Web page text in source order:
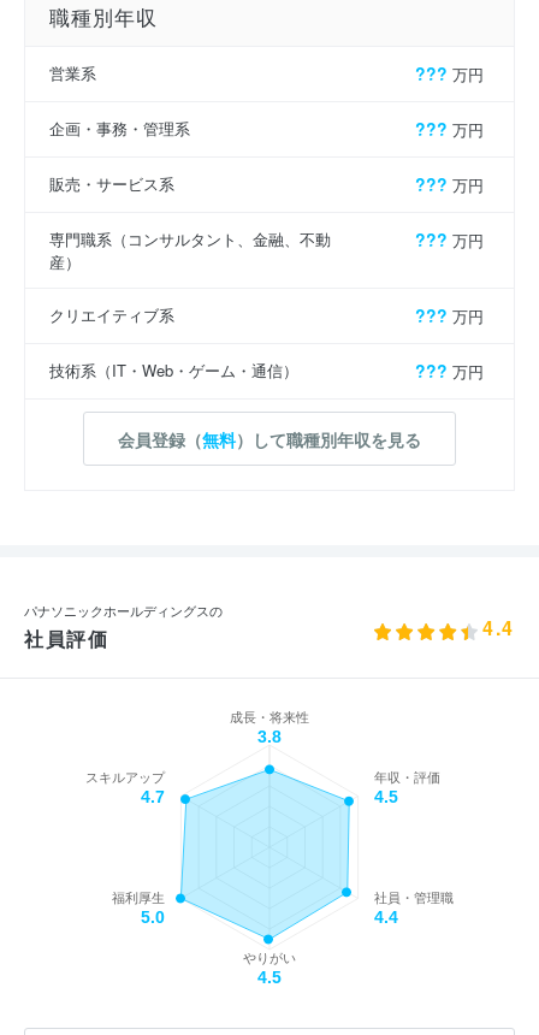
職種別年収
営業系 ??? 万円
企画・事務・管理系 ??? 万円
販売・サービス系 ??? 万円
専門職系（コンサルタント、金融、不動
産）
??? 万円
クリエイティブ系 ??? 万円
技術系（IT・Web・ゲーム・通信） ??? 万円
会員登録（無料）して職種別年収を見る
パナソニックホールディングスの
社員評価 4.4
成長・将来性
3.8
年収・評価
4.5
社員・管理職
4.4
やりがい
4.5
福利厚生
5.0
スキルアップ
4.7